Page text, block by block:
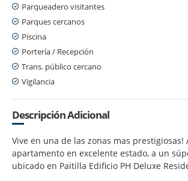
Parqueadero visitantes
Parques cercanos
Piscina
Portería / Recepción
Trans. público cercano
Vigilancia
Descripción Adicional
Vive en una de las zonas mas prestigiosas!
apartamento en excelente estado, a un
ubicado en Paitilla Edificio PH Deluxe